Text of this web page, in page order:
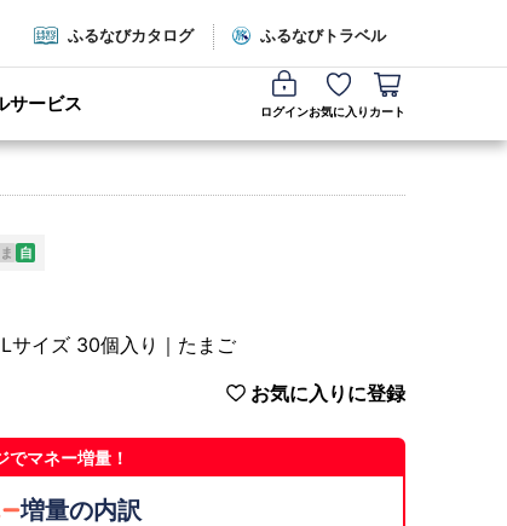
ふるなびカタログ ふるなびトラベル
サービス ログインお気に入り カート
ま 自
サイズ 30個入り｜たまご
お気に入りに登録
でマネー増量！
増量の内訳